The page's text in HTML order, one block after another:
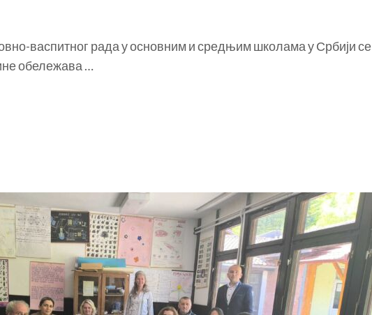
васпитног рада у основним и средњим школама у Србији се
обележава …